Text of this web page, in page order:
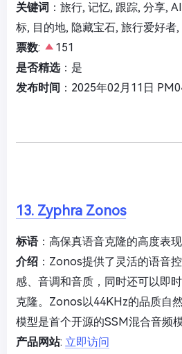
关键词 ：旅行, 记忆, 跟踪, 分享,
标, 目的地, 隐藏宝石, 旅行爱好者
票数:
151
是否精选：是
发布时间 ：2025年02月11日
13. Zyphra Zonos
标语：高保真语音克隆的高度表
介绍 ：Zonos提供了灵活的语音
感、音调和音质，同时还可以即
克隆。Zonos以44KHz的品质自
模型是首个开源的SSM混合音频模
产品网站: 立即访问